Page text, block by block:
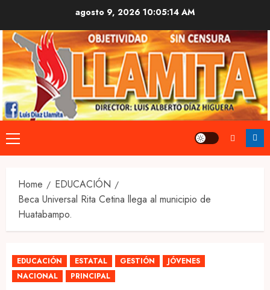
content
agosto 9, 2026 10:05:14 AM
Primary
Menu
Home
EDUCACIÓN
Beca Universal Rita Cetina llega al municipio de
Huatabampo.
EDUCACIÓN ESTATAL GESTIÓN
JÓVENES
NACIONAL
PRINCIPAL